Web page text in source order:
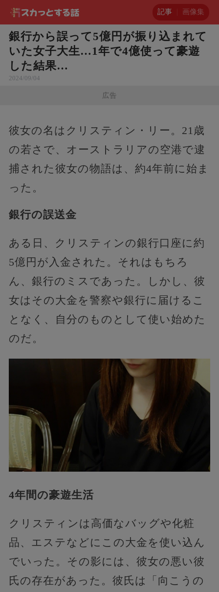
記事 画像集
銀行から誤って5億円が振り込まれて
いた女子大生…1年で4億使って豪遊
した結果…
2024/09/04
広告
彼女の名はクリスティン・リー。21歳
の若さで、オーストラリアの空港で逮
捕された彼女の物語は、約4年前に始ま
った。
銀行の誤送金
ある日、クリスティンの銀行口座に約
5億円が入金された。それはもちろ
ん、銀行のミスであった。しかし、彼
女はその大金を警察や銀行に届けるこ
となく、自分のものとして使い始めた
のだ。
4年間の豪遊生活
クリスティンは高価なバッグや化粧
品、エステなどにこの大金を使い込ん
でいった。その影には、彼女の悪い彼
氏の存在があった。彼氏は「向こうの